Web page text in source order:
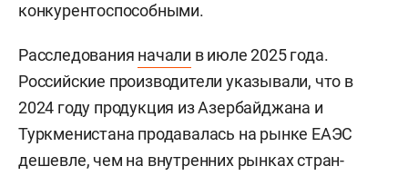
конкурентоспособными.
Расследования начали в июле 2025 года.
Российские производители указывали, что в
2024 году продукция из Азербайджана и
Туркменистана продавалась на рынке ЕАЭС
дешевле, чем на внутренних рынках стран-